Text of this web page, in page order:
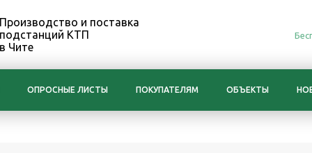
Производство и поставка
подстанций КТП
в Чите
ОПРОСНЫЕ ЛИСТЫ ПОКУПАТЕЛЯМ ОБЪЕКТЫ